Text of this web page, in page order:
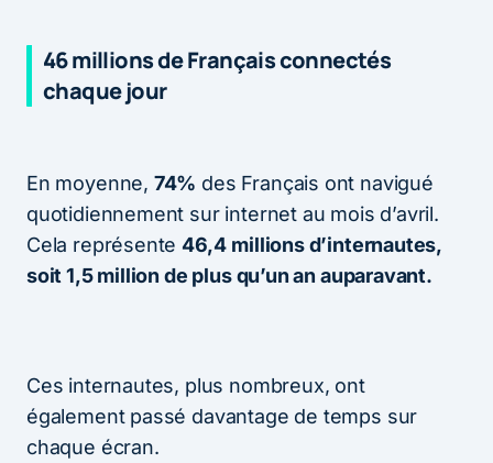
46 millions de Français connectés
chaque jour
En moyenne, 74% des Français ont navigué
quotidiennement sur internet au mois d’avril.
Cela représente46,4 millions d’internautes,
soit 1,5 million de plus qu’un an auparavant.
Ces internautes, plus nombreux, ont
également passé davantage de temps sur
chaque écran.